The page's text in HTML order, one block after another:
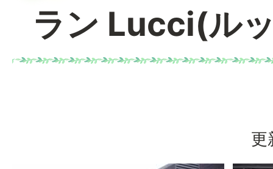
ラン Lucci(ル
更